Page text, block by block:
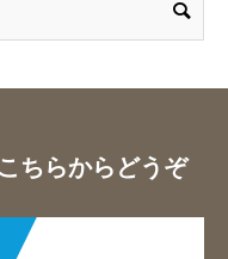
ちらからどうぞ